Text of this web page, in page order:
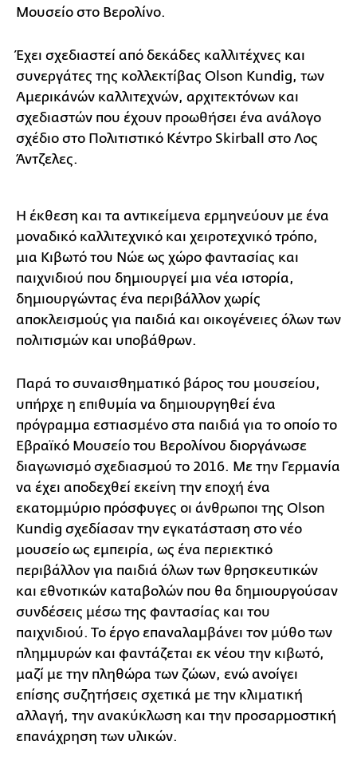
Μουσείο στο Βερολίνο.
Έχει σχεδιαστεί από δεκάδες καλλιτέχνες και
συνεργάτες της κολλεκτίβας Olson Kundig, των
Αμερικάνών καλλιτεχνών, αρχιτεκτόνων και
σχεδιαστών που έχουν προωθήσει ένα ανάλογο
σχέδιο στο Πολιτιστικό Κέντρο Skirball στο Λος
Άντζελες.
Η έκθεση και τα αντικείμενα ερμηνεύουν με ένα
μοναδικό καλλιτεχνικό και χειροτεχνικό τρόπο,
μια Κιβωτό του Νώε ως χώρο φαντασίας και
παιχνιδιού που δημιουργεί μια νέα ιστορία,
δημιουργώντας ένα περιβάλλον χωρίς
αποκλεισμούς για παιδιά και οικογένειες όλων των
πολιτισμών και υποβάθρων.
Παρά το συναισθηματικό βάρος του μουσείου,
υπήρχε η επιθυμία να δημιουργηθεί ένα
πρόγραμμα εστιασμένο στα παιδιά για το οποίο το
Εβραϊκό Μουσείο του Βερολίνου διοργάνωσε
διαγωνισμό σχεδιασμού το 2016. Με την Γερμανία
να έχει αποδεχθεί εκείνη την εποχή ένα
εκατομμύριο πρόσφυγες οι άνθρωποι της Olson
Kundig σχεδίασαν την εγκατάσταση στο νέο
μουσείο ως εμπειρία, ως ένα περιεκτικό
περιβάλλον για παιδιά όλων των θρησκευτικών
και εθνοτικών καταβολών που θα δημιουργούσαν
συνδέσεις μέσω της φαντασίας και του
παιχνιδιού. Το έργο επαναλαμβάνει τον μύθο των
πλημμυρών και φαντάζεται εκ νέου την κιβωτό,
μαζί με την πληθώρα των ζώων, ενώ ανοίγει
επίσης συζητήσεις σχετικά με την κλιματική
αλλαγή, την ανακύκλωση και την προσαρμοστική
επανάχρηση των υλικών.